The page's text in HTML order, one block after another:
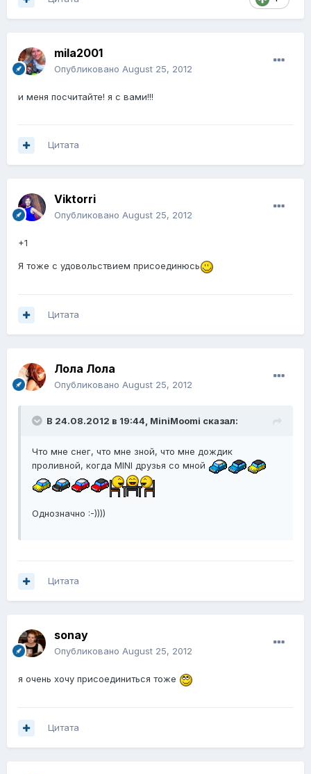
mila2001
Опубликовано August 25, 2012
и меня посчитайте! я с вами!!!
Цитата
Viktorri
Опубликовано August 25, 2012
+1
Я тоже с удовольствием присоединюсь
Цитата
Лола Лола
Опубликовано August 25, 2012
В 24.08.2012 в 19:44, MiniMoomi сказал:
Что мне снег, что мне зной, что мне дождик
проливной, когда MINI друзья со мной
Однозначно :-))))
Цитата
sonay
Опубликовано August 25, 2012
я очень хочу присоединиться тоже
Цитата